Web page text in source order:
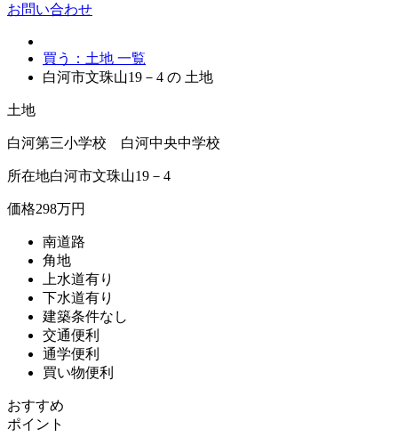
お問い合わせ
買う：土地 一覧
白河市文珠山19－4 の 土地
土地
白河第三小学校 白河中央中学校
所在地白河市文珠山19－4
価格298万円
南道路
角地
上水道有り
下水道有り
建築条件なし
交通便利
通学便利
買い物便利
おすすめ
ポイント